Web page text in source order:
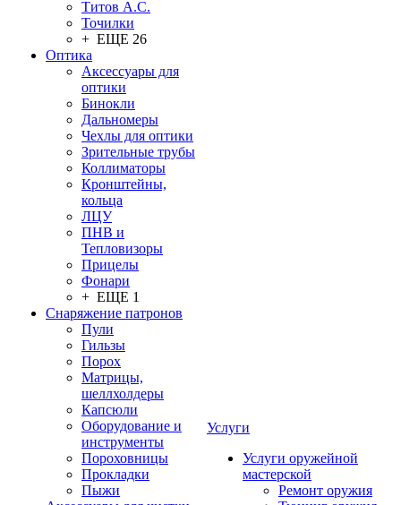
Титов А.С.
Точилки
+ ЕЩЕ 26
Оптика
Аксессуары для
оптики
Бинокли
Дальномеры
Чехлы для оптики
Зрительные трубы
Коллиматоры
Кронштейны,
кольца
ЛЦУ
ПНВ и
Тепловизоры
Прицелы
Фонари
+ ЕЩЕ 1
Снаряжение патронов
Пули
Гильзы
Порох
Матрицы,
шеллхолдеры
Капсюли
Оборудование и
инструменты
Пороховницы
Прокладки
Пыжи
Услуги
Услуги оружейной
мастерской
Ремонт оружия